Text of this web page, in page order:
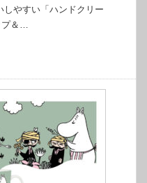
しやすい「ハンドクリー
プ＆…